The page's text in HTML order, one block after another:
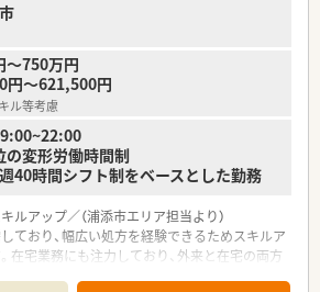
～750万円
円～621,500円
ル等考慮
変形労働時間制
40時間シフト制をベースとした勤務
ルアップ／（浦添市エリア担当より）
ており、幅広い処方を経験できるためスキルア
在宅業務にも注力しており、外来と在宅の両方